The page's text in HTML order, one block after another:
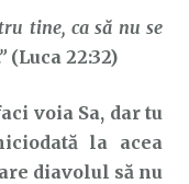
tine, ca să nu se
(Luca 22:32)
voia Sa, dar tu
la acea
diavolul să nu